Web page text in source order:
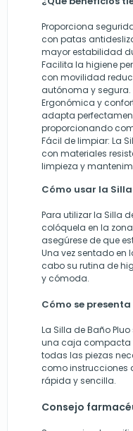
Proporciona
con patas
mayor estabilidad
Facilita la higiene
con movilidad
autónoma y segura.
Ergonómica y
adapta
proporcionando
Fácil de limpiar: La
con materiales
limpieza y
Cómo usar la
Para utilizar la Silla
colóquela en la
asegúrese de que
Una vez sentado en
cabo su rutina de
y cómoda.
Cómo se
La Silla de Baño
una caja compacta
todas las piezas
como
rápida y sencilla.
Consejo